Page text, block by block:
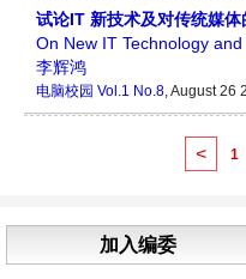
试论IT 新技术及对传统媒体
On New IT Technology
李辉鸿
电脑校园 Vol.1 No.8, August 26
< 1
加入编委